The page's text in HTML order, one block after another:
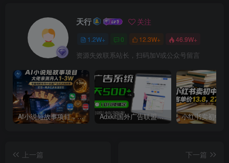
天行 关注
1.2W+ 0 12.3W+ 46.9W+
资源失效联系站长，扫码加V或公众号留言
AI小说短故事项目，大佬亲测月入1-3W，零基础教你用AI批量产出优质短故事，实现一稿多吃多渠道变现 Adxkit国外广告联盟系统，一天上500+广告，让你的投放更加高效简单！
上一篇
下一篇